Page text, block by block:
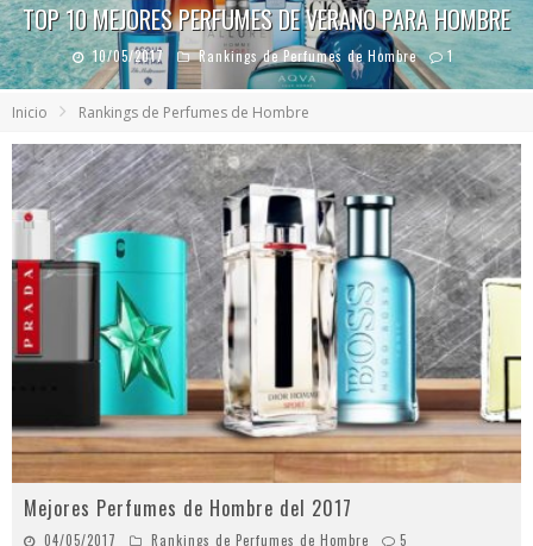
TOP 10 MEJORES PERFUMES DE VERANO PARA HOMBRE
10/05/2017 Rankings de Perfumes de Hombre 1
Inicio Rankings de Perfumes de Hombre
Mejores Perfumes de Hombre del 2017
04/05/2017 Rankings de Perfumes de Hombre 5